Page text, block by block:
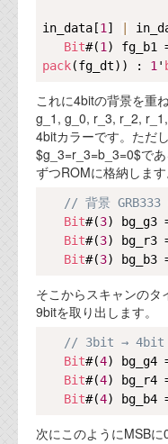
in_data[1 ]
Bit#(1 ) fg_b1
pack(fg_dt)) : 1 '
これに4bitの背景を重
g_1, g_0, r_3, r_2,
4bitカラーです。ただ
$g_3=r_3=b_3=0$で
ずつROMに格納します
// 背景 GRB333
Bit#(3) bg_g3
Bit#(3) bg_r3
Bit#(3) bg_b3
そこからスキャンのタ
9bitを取り出します。
// 3bit → 4bit （
Bit#(4) bg_g4
Bit#(4) bg_r4
Bit#(4) bg_b4
次にこのようにMSBに